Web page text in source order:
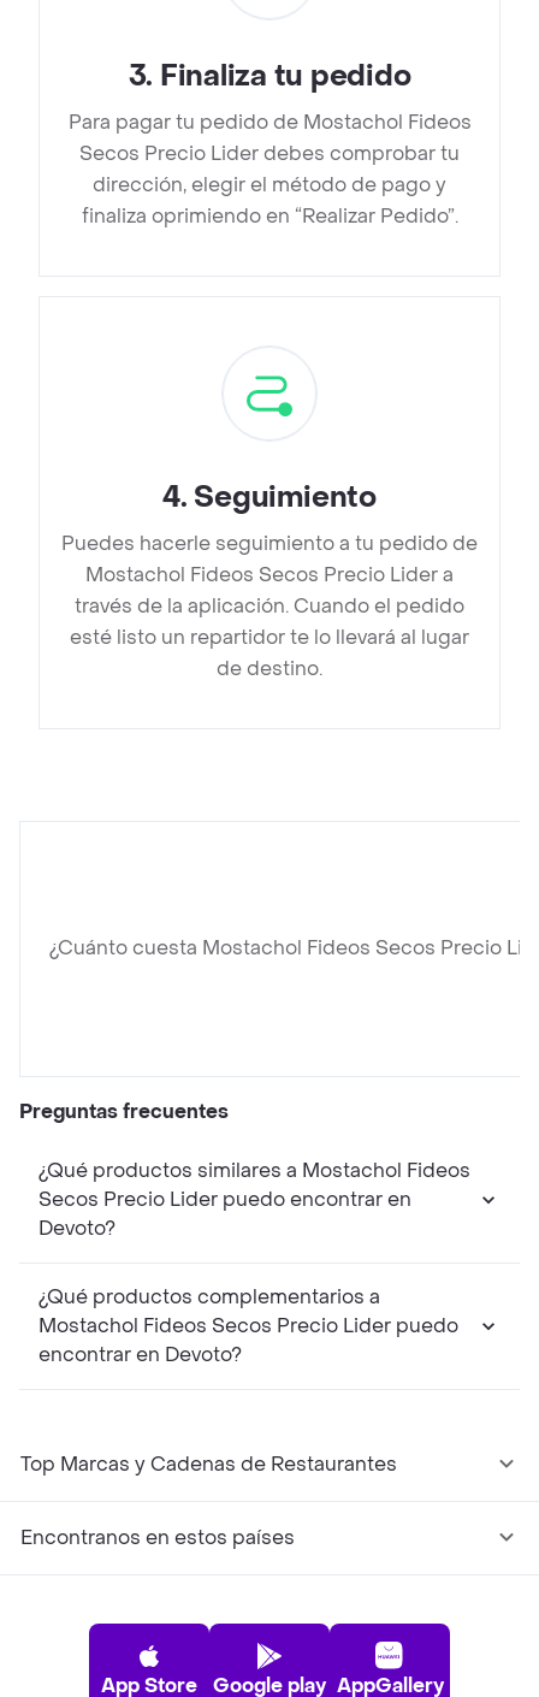
3. Finaliza tu pedido
Para pagar tu pedido de Mostachol Fideos
Secos Precio Lider debes comprobar tu
dirección, elegir el método de pago y
finaliza oprimiendo en “Realizar Pedido”.
4. Seguimiento
Puedes hacerle seguimiento a tu pedido de
Mostachol Fideos Secos Precio Lider a
través de la aplicación. Cuando el pedido
esté listo un repartidor te lo llevará al lugar
de destino.
¿Cuánto cuesta Mostachol Fideos Secos Precio
Preguntas frecuentes
¿Qué productos similares a Mostachol Fideos
Secos Precio Lider puedo encontrar en
Devoto?
¿Qué productos complementarios a
Mostachol Fideos Secos Precio Lider puedo
encontrar en Devoto?
Top Marcas y Cadenas de Restaurantes
Encontranos en estos países
App Store Google play AppGallery